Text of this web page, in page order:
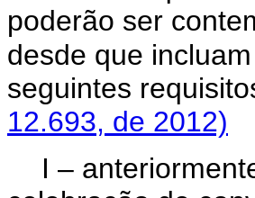
poderão ser
desde que
seguintes
12.693, de 2012)
I –